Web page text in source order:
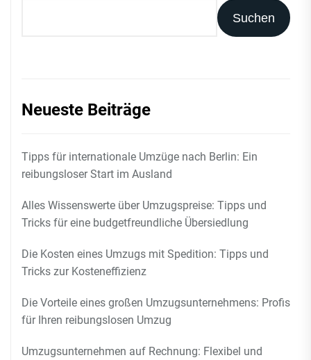
Suchen
Neueste Beiträge
Tipps für internationale Umzüge nach Berlin: Ein
reibungsloser Start im Ausland
Alles Wissenswerte über Umzugspreise: Tipps und
Tricks für eine budgetfreundliche Übersiedlung
Die Kosten eines Umzugs mit Spedition: Tipps und
Tricks zur Kosteneffizienz
Die Vorteile eines großen Umzugsunternehmens: Profis
für Ihren reibungslosen Umzug
Umzugsunternehmen auf Rechnung: Flexibel und